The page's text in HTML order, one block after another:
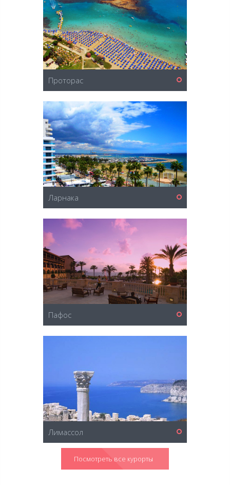
Проторас
Ларнака
Пафос
Лимассол
Посмотреть все курорты